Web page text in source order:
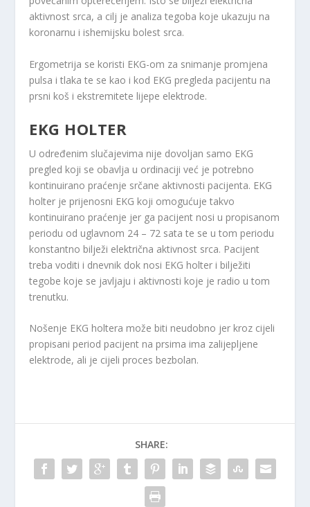
aktivnost srca, a cilj je analiza tegoba koje ukazuju na
koronarnu i ishemijsku bolest srca.
Ergometrija se koristi EKG-om za snimanje promjena
pulsa i tlaka te se kao i kod EKG pregleda pacijentu na
prsni koš i ekstremitete lijepe elektrode.
EKG HOLTER
U određenim slučajevima nije dovoljan samo EKG
pregled koji se obavlja u ordinaciji već je potrebno
kontinuirano praćenje srčane aktivnosti pacijenta. EKG
holter je prijenosni EKG koji omogućuje takvo
kontinuirano praćenje jer ga pacijent nosi u propisanom
periodu od uglavnom 24 – 72 sata te se u tom periodu
konstantno bilježi električna aktivnost srca. Pacijent
treba voditi i dnevnik dok nosi EKG holter i bilježiti
tegobe koje se javljaju i aktivnosti koje je radio u tom
trenutku.
Nošenje EKG holtera može biti neudobno jer kroz cijeli
propisani period pacijent na prsima ima zalijepljene
elektrode, ali je cijeli proces bezbolan.
SHARE: